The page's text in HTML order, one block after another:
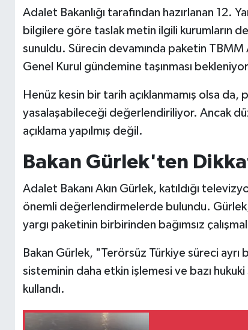
Adalet Bakanlığı tarafından hazırlanan 12.
bilgilere göre taslak metin ilgili kurumların
sunuldu. Sürecin devamında paketin
Genel Kurul gündemine taşınması
Henüz kesin bir tarih açıklanmamış olsa
yasalaşabileceği değerlendiriliyor. Ancak
açıklama yapılmış değil.
Bakan Gürlek'ten
Adalet Bakanı Akın Gürlek, katıldığı
önemli değerlendirmelerde bulundu.
yargı paketinin birbirinden bağımsız
Bakan Gürlek, "Terörsüz Türkiye süreci ayrı
sisteminin daha etkin işlemesi ve bazı
kullandı.